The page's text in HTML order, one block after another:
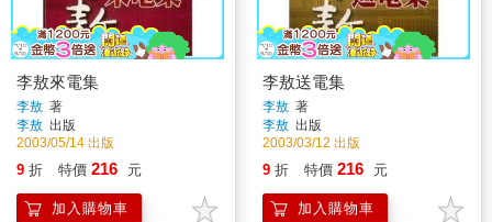
李敖來電集
李敖 著
李敖 出版
2003/05/14 出版
9 折 特價 216 元
加入購物車
李敖送電集
李敖 著
李敖 出版
2003/03/12 出版
9 折 特價 216 元
加入購物車